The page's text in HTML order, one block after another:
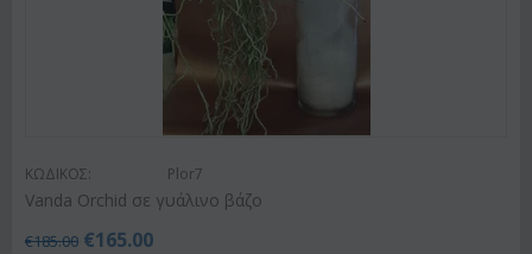
ΚΩΔΙΚΟΣ: Plor7
Vanda Orchid σε γυάλινο βάζο
€185.00 €165.00